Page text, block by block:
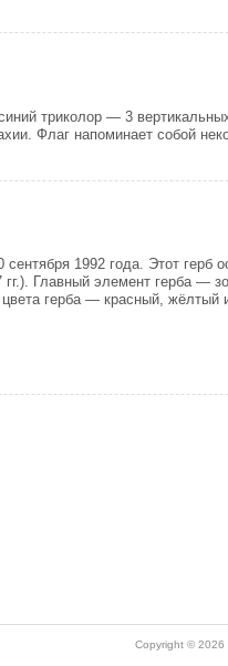
триколор — 3
Флаг напоминает собой
1992 года. Этот герб
Главный элемент герба —
герба — красный, жёлтый
Copyright © 2026